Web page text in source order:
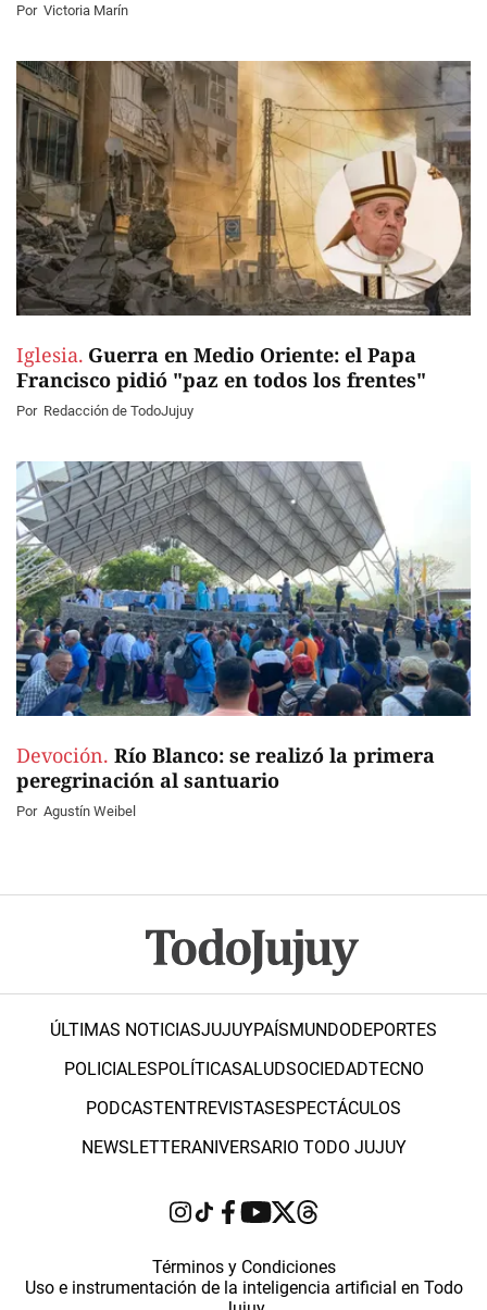
Por Victoria Marín
Iglesia. Guerra en Medio Oriente: el Papa
Francisco pidió "paz en todos los frentes"
Por Redacción de TodoJujuy
Devoción. Río Blanco: se realizó la primera
peregrinación al santuario
Por Agustín Weibel
ÚLTIMAS NOTICIASJUJUYPAÍSMUNDODEPORTES
POLICIALESPOLÍTICASALUDSOCIEDADTECNO
PODCASTENTREVISTASESPECTÁCULOS
NEWSLETTERANIVERSARIO TODO JUJUY
Términos y Condiciones
Uso e instrumentación de la inteligencia artificial en Todo